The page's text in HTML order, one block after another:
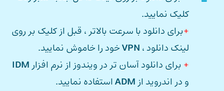
کلیک نمایید.
+برای دانلود با سرعت بالاتر ، قبل از کلیک بر روی
لینک دانلود ، VPNخود را خاموش نمایید.
+ برای دانلود آسان تر در ویندوز از نرم افزار IDM
و در اندروید از ADMاستفاده نمایید.